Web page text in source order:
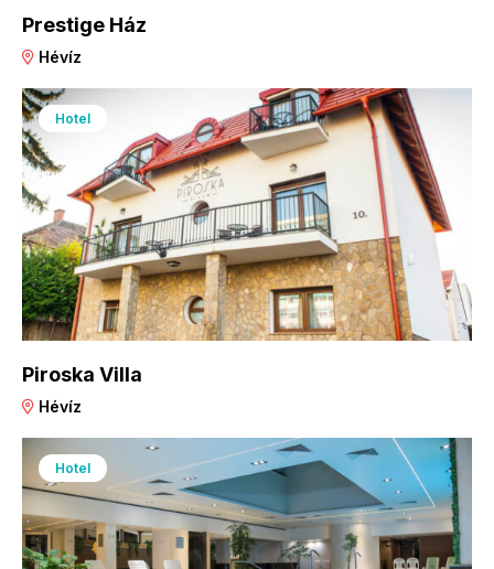
Prestige Ház
Hévíz
Hotel
Piroska Villa
Hévíz
Hotel